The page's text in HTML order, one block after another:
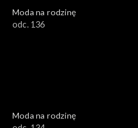
Moda na rodzinę
odc. 136
Moda na rodzinę